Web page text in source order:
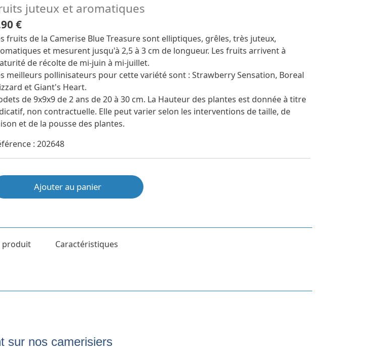
juteux et aromatiques
€
fruits de la Camerise Blue Treasure sont elliptiques, grêles, très juteux,
et mesurent jusqu'à 2,5 à 3 cm de longueur. Les fruits arrivent à
de récolte de mi-juin à mi-juillet.
meilleurs pollinisateurs pour cette variété sont : Strawberry Sensation, Boreal
et Giant's Heart.
de 9x9x9 de 2 ans de 20 à 30 cm. La Hauteur des plantes est donnée à titre
non contractuelle. Elle peut varier selon les interventions de taille, de
et de la pousse des plantes.
: 202648
Ajouter au panier
produit Caractéristiques
sur nos camerisiers